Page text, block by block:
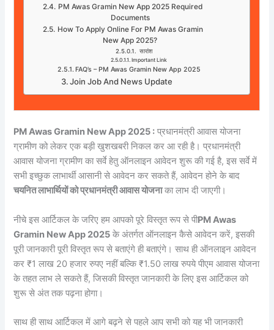
PM Awas Gramin New App 2025 Required
Documents
How To Apply Online For PM Awas Gramin
New App 2025?
सारांश
Important Link
FAQ’s – PM Awas Gramin New App 2025
Join Job And News Update
PM Awas Gramin New App 2025 : प्रधानमंत्री आवास योजना
ग्रामीण को लेकर एक बड़ी खुशखबरी निकल कर आ रही है। प्रधानमंत्री
आवास योजना ग्रामीण का सर्वे हेतु ऑनलाइन आवेदन शुरू की गई है, इस सर्वे में
सभी इच्छुक लाभार्थी आसानी से आवेदन कर सकते हैं, आवेदन होने के बाद
चयनित लाभार्थियों को प्रधानमंत्री आवास योजनाका लाभ दी जाएगी।
नीचे इस आर्टिकल के जरिए हम आपको पूरे विस्तृत रूप से पीPM Awas
Gramin New App 2025 के अंतर्गत ऑनलाइन कैसे आवेदन करें, इसकी
पूरी जानकारी पूरी विस्तृत रूप से बताएंगे ही बताएंगे। साथ ही ऑनलाइन आवेदन
कर ₹1 लाख 20 हजार रुपए नहीं बल्कि ₹1.50 लाख रुपये पीएम आवास योजना
के तहत लाभ ले सकते हैं, जिसकी विस्तृत जानकारी के लिए इस आर्टिकल को
शुरू से अंत तक पढ़ना होगा।
साथ ही साथ आर्टिकल में आगे बढ़ने से पहले आप सभी को यह भी जानकारी